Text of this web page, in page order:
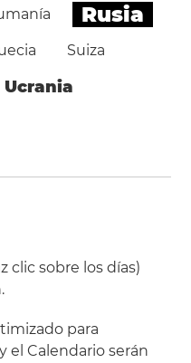
Rusia
Suiza
Ucrania
clic sobre los días)
para
el Calendario serán